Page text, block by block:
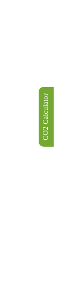
CO2 Calculator